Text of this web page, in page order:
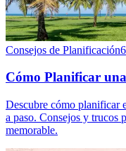
Consejos de Planificación6
Cómo Planificar
Descubre cómo planificar
a paso. Consejos y trucos
memorable.